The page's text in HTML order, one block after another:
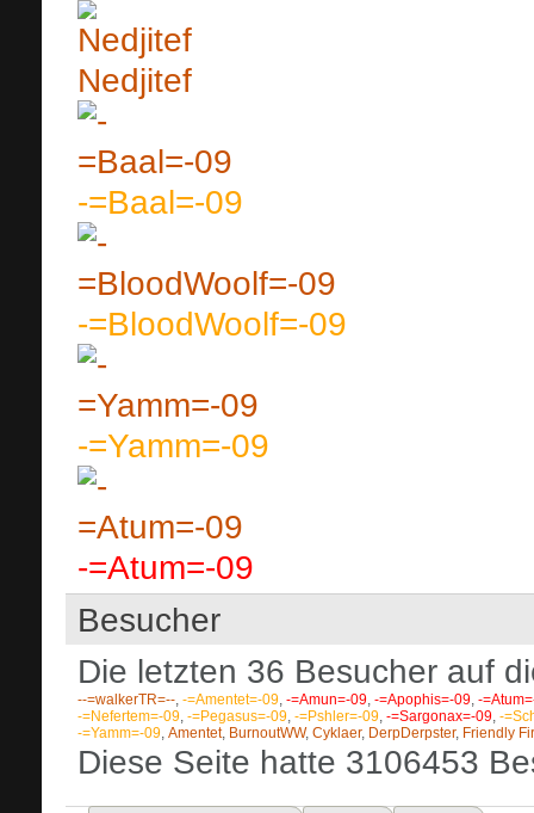
Nedjitef
-=Baal=-09
-=BloodWoolf=-09
-=Yamm=-09
-=Atum=-09
Besucher
Die letzten 36 Besucher auf
--=walkerTR=--, -=Amentet=-09, -=Amun=-09, -=Apophis=-09, -
-=Nefertem=-09, -=Pegasus=-09, -=Pshler=-09, -=Sargonax=-09, -
-=Yamm=-09, Amentet, BurnoutWW, Cyklaer, DerpDerpster, Friendly
Diese Seite hatte 3106453